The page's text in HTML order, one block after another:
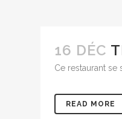
16 DÉC
Ce restaurant se
READ MORE